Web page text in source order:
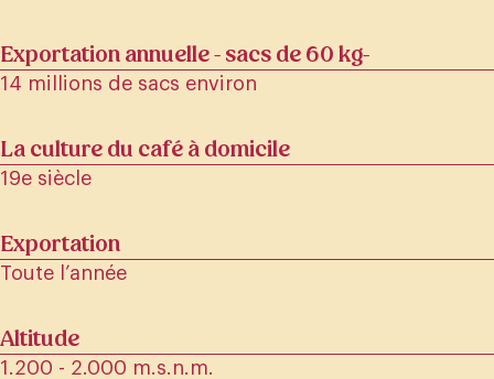
Exportation annuelle - sacs de 60 kg-
14 millions de sacs environ
La culture du café à domicile
19e siècle
Exportation
Toute l’année
Altitude
1.200 - 2.000 m.s.n.m.